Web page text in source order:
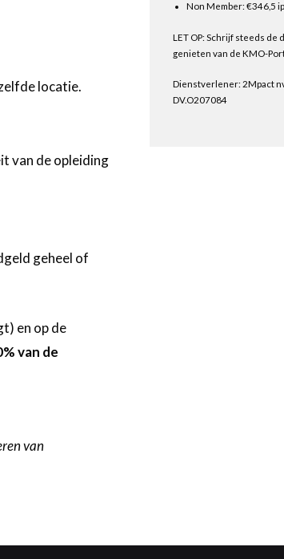
locatie.
van de opleiding
geheel of
en op de
van de
van
Non Member: €346,5
LET OP: Schrijf steeds de
genieten van de KMO-
Dienstverlener: 2Mpact
DV.O207084